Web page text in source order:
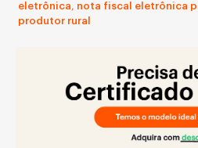
eletrônica, nota fiscal eletrônica
produtor rural